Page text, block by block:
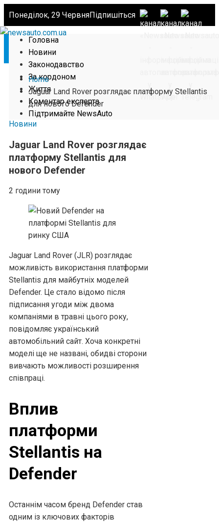
Понеділок, 29 ЧервняПідпишіться
Головна
Новини
Законодавство
За кордоном
Життя
Коментар експерта
Підтримайте NewsAuto
Home
Jaguar Land Rover розглядає платформу Stellantis
для нового Defender
Новини
Jaguar Land Rover розглядає
платформу Stellantis для
нового Defender
2 години тому
Jaguar Land Rover (JLR) розглядає
можливість використання платформи
Stellantis для майбутніх моделей
Defender. Це стало відомо після
підписання угоди між двома
компаніями в травні цього року,
повідомляє український
автомобільний сайт. Хоча конкретні
моделі ще не названі, обидві сторони
вивчають можливості розширення
співпраці.
Вплив
платформи
Stellantis на
Defender
Останнім часом бренд Defender став
одним із ключових факторів